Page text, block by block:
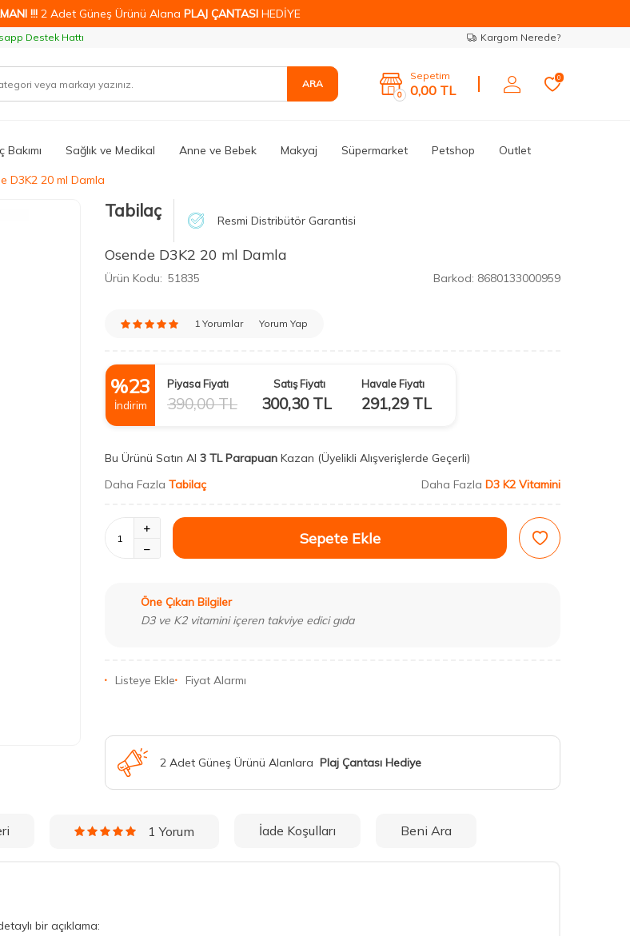
!!! 2 Adet Güneş Ürünü Alana PLAJ ÇANTASI HEDİYE
Destek Hattı Kargom Nerede?
ARA
0
Sepetim
0,00 TL
0
Bakımı Sağlık ve Medikal Anne ve Bebek Makyaj Süpermarket Petshop Outlet
D3K2 20 ml Damla
Tabilaç Resmi Distribütör Garantisi
Osende D3K2 20 ml Damla
Ürün Kodu: 51835 Barkod: 8680133000959
1 Yorumlar Yorum Yap
%23
İndirim
Piyasa Fiyatı
390,00TL
Satış Fiyatı
300,30TL
Havale Fiyatı
291,29TL
Bu Ürünü Satın Al 3 TL Parapuan Kazan (Üyelikli Alışverişlerde Geçerli)
Daha Fazla Tabilaç Daha Fazla D3 K2 Vitamini
Sepete Ekle
Öne Çıkan Bilgiler
D3 ve K2 vitamini içeren takviye edici gıda
Listeye Ekle Fiyat Alarmı
2 Adet Güneş Ürünü Alanlara Plaj Çantası Hediye
1 Yorum İade Koşulları Beni Ara
bir açıklama: